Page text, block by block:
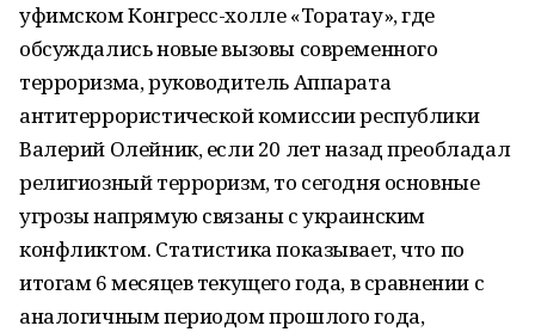
уфимском Конгресс-холле «Торатау», где
обсуждались новые вызовы современного
терроризма, руководитель Аппарата
антитеррористической комиссии республики
Валерий Олейник, если 20 лет назад преобладал
религиозный терроризм, то сегодня основные
угрозы напрямую связаны с украинским
конфликтом. Статистика показывает, что по
итогам 6 месяцев текущего года, в сравнении с
аналогичным периодом прошлого года,